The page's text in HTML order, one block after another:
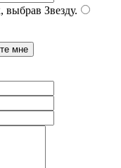
выбрав Звезду.